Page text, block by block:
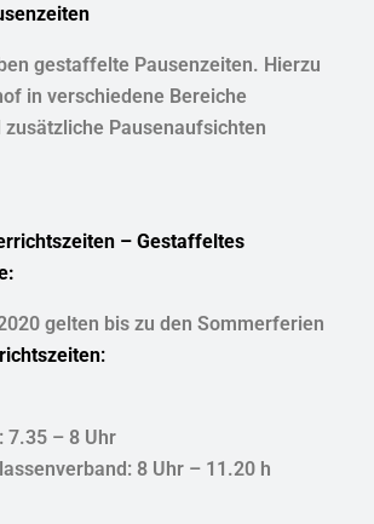
gestaffelte Pausenzeiten. Hierzu
in verschiedene Bereiche
Pausenaufsichten
– Gestaffeltes
gelten bis zu den Sommerferien
:
7.35 – 8 Uhr
8 Uhr – 11.20 h